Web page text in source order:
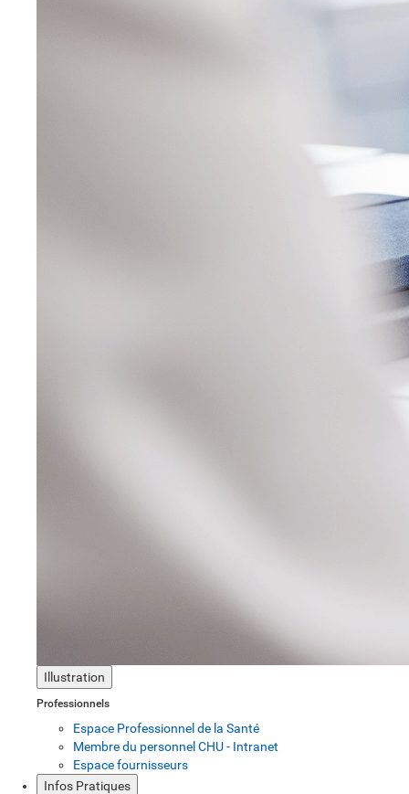
Illustration
Professionnels
Espace Professionnel de la Santé
Membre du personnel CHU - Intranet
Espace fournisseurs
Infos Pratiques